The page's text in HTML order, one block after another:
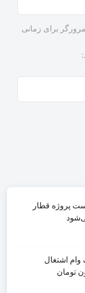
برای زمانی
پروژه قطار
اشتغال